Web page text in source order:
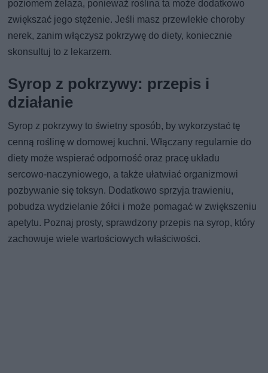
poziomem żelaza, ponieważ roślina ta może dodatkowo
zwiększać jego stężenie. Jeśli masz przewlekłe choroby
nerek, zanim włączysz pokrzywę do diety, koniecznie
skonsultuj to z lekarzem.
Syrop z pokrzywy: przepis i
działanie
Syrop z pokrzywy to świetny sposób, by wykorzystać tę
cenną roślinę w domowej kuchni. Włączany regularnie do
diety może wspierać odporność oraz pracę układu
sercowo-naczyniowego, a także ułatwiać organizmowi
pozbywanie się toksyn. Dodatkowo sprzyja trawieniu,
pobudza wydzielanie żółci i może pomagać w zwiększeniu
apetytu. Poznaj prosty, sprawdzony przepis na syrop, który
zachowuje wiele wartościowych właściwości.